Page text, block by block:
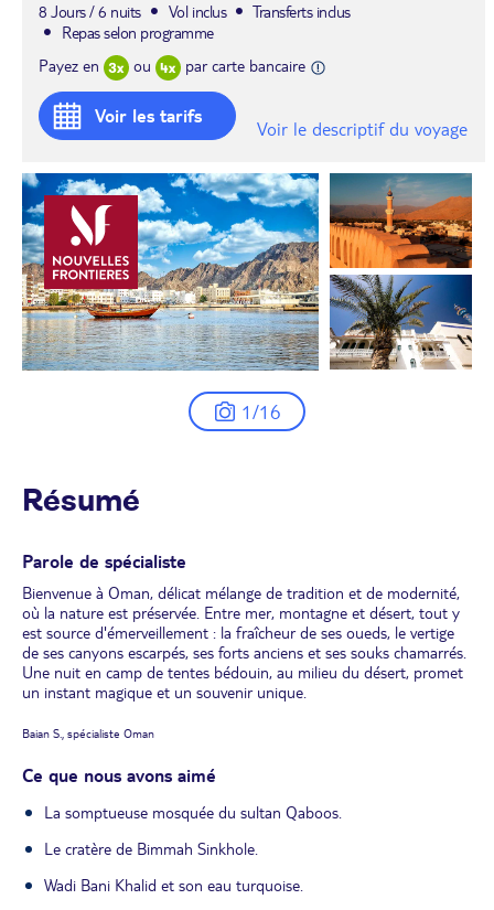
8 Jours / 6 nuits
Vol inclus
Transferts inclus
Repas selon programme
Payez en
ou par carte bancaire
Voir les tarifs
Voir le descriptif du voyage
1/16
Résumé
Parole de spécialiste
Bienvenue à Oman, délicat mélange de tradition et de modernité,
où la nature est préservée. Entre mer, montagne et désert, tout y
est source d'émerveillement : la fraîcheur de ses oueds, le vertige
de ses canyons escarpés, ses forts anciens et ses souks chamarrés.
Une nuit en camp de tentes bédouin, au milieu du désert, promet
un instant magique et un souvenir unique.
Baian S., spécialiste Oman
Ce que nous avons aimé
La somptueuse mosquée du sultan Qaboos.
Le cratère de Bimmah Sinkhole.
Wadi Bani Khalid et son eau turquoise.